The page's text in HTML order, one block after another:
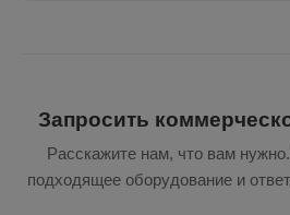
Запросить
Расскажите нам, что вам
подходящее оборудование и